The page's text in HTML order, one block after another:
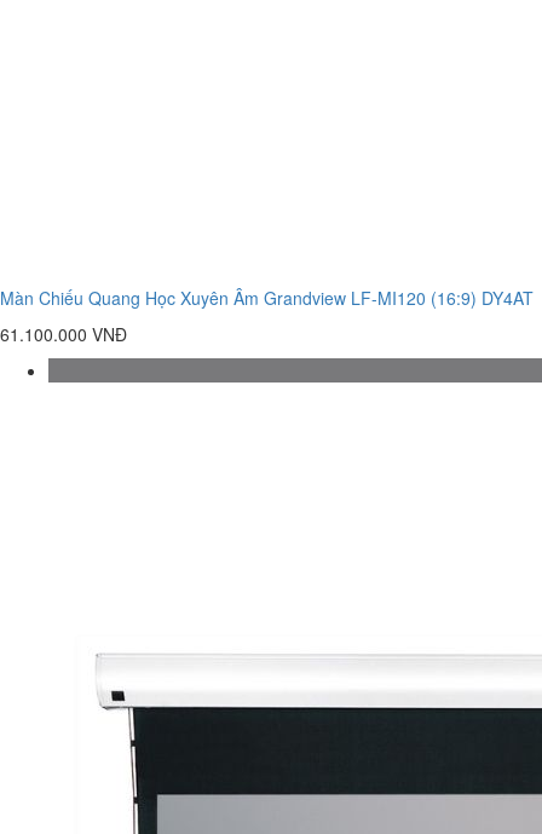
Màn Chiếu Quang Học Xuyên Âm Grandview LF-MI120 (16:9) DY4AT
61.100.000 VNĐ